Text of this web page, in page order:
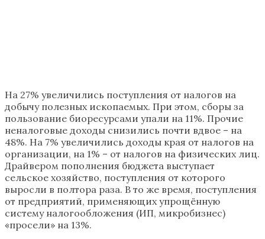
На 27% увеличились поступления от налогов на
добычу полезных ископаемых. При этом, сборы за
пользование биоресурсами упали на 11%. Прочие
неналоговые доходы снизились почти вдвое – на
48%. На 7% увеличились доходы края от налогов на
организации, на 1% – от налогов на физических лиц.
Драйвером пополнения бюджета выступает
сельское хозяйство, поступления от которого
выросли в полтора раза. В то же время, поступления
от предприятий, применяющих упрощённую
систему налогообложения (ИП, микробизнес)
«просели» на 13%.